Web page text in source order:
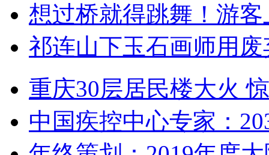
想过桥就得跳舞！游客
祁连山下玉石画师用
重庆30层居民楼大火
中国疾控中心专家：